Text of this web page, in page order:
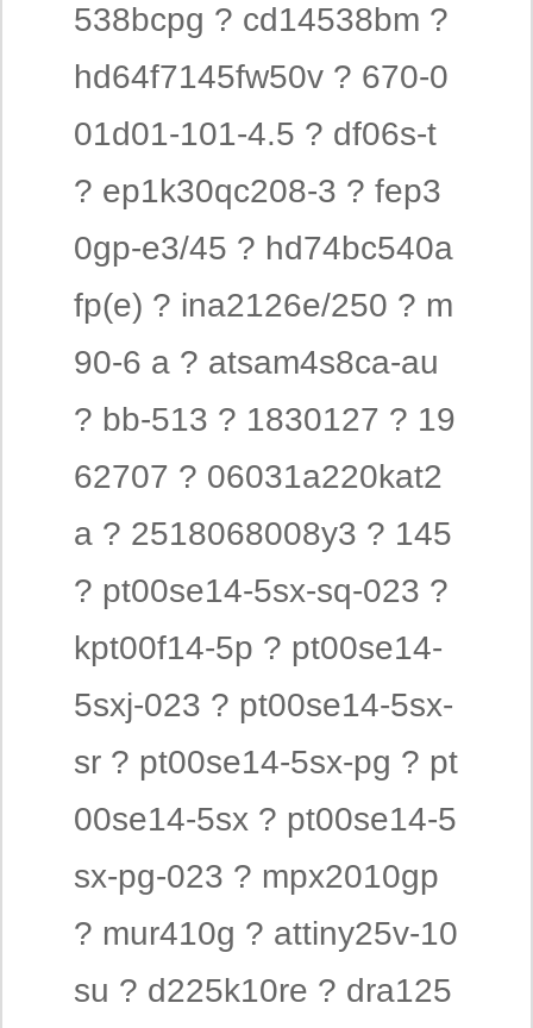
538bcpg ? cd14538bm ?
hd64f7145fw50v ? 670-0
01d01-101-4.5 ? df06s-t
? ep1k30qc208-3 ? fep3
0gp-e3/45 ? hd74bc540a
fp(e) ? ina2126e/250 ? m
90-6 a ? atsam4s8ca-au
? bb-513 ? 1830127 ? 19
62707 ? 06031a220kat2
a ? 2518068008y3 ? 145
? pt00se14-5sx-sq-023 ?
kpt00f14-5p ? pt00se14-
5sxj-023 ? pt00se14-5sx-
sr ? pt00se14-5sx-pg ? pt
00se14-5sx ? pt00se14-5
sx-pg-023 ? mpx2010gp
? mur410g ? attiny25v-10
su ? d225k10re ? dra125